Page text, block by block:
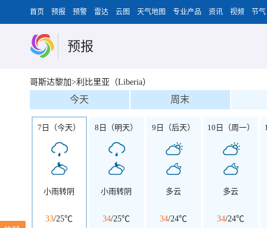
首页 预报 预警 雷达 云图 天气地图 专业产品 资讯 视频 节气
预报
哥斯达黎加>利比里亚（Liberia）
今天 周末
7日（今天）
小雨转阴
33/25℃
8日（明天）
小雨转阴
34/25℃
9日（后天）
多云
34/24℃
10日（周一）
多云
34/24℃